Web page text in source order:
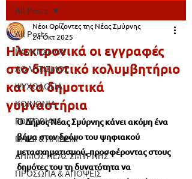
All Posts
ΠΟΛΙΤΙΣΜΟΣ
ΑΘΛΗΤΙΣΜΟΣ
ΨΥΧΟΛΟΓΙΑ
ΚΟΙΝΩΝΙΑ
EDITORIALS
ΠΑΙΔΙ & ΠΑΙΔΕΙΑ
ΔΗΜΟΣ ΝΕΑΣ ΣΜΥΡΝΗΣ
ΠΡΟΣΩΠΑ & ΑΠΟΨΕΙΣ
All Posts
Ηλεκτρονικά οι εγγραφές
στο δημοτικό κολυμβητήριο
και τα δημοτικά
γυμναστήρια
Νέοι Ορίζοντες της Νέας Σμύρνης
24 Οκτ 2025
Ο Δήμος Νέας Σμύρνης κάνει ακόμη ένα
βήμα στον δρόμο του ψηφιακού
μετασχηματισμού, προσφέροντας στους
δημότες του τη δυνατότητα να